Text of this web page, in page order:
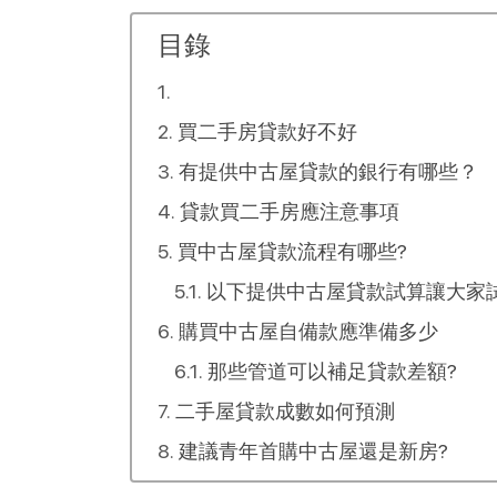
目錄
買二手房貸款好不好
有提供中古屋貸款的銀行有哪些？
貸款買二手房應注意事項
買中古屋貸款流程有哪些?
以下提供中古屋貸款試算讓大家
購買中古屋自備款應準備多少
那些管道可以補足貸款差額?
二手屋貸款成數如何預測
建議青年首購中古屋還是新房?